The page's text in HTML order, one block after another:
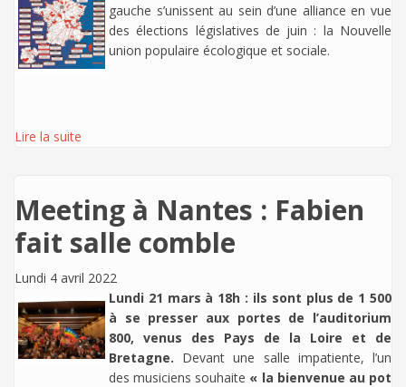
gauche s’unissent au sein d’une alliance en vue
des élections législatives de juin : la Nouvelle
union populaire écologique et sociale.
Lire la suite
Meeting à Nantes : Fabien
fait salle comble
Lundi 4 avril 2022
Lundi 21 mars à 18h : ils sont plus de 1 500
à se presser aux portes de l’auditorium
800, venus des Pays de la Loire et de
Bretagne. Devant une salle impatiente, l’un
des musiciens souhaite « la bienvenue au pot